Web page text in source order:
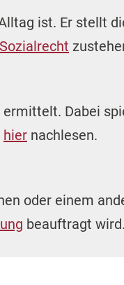
ist. Er stellt
Sozialrecht
Dabei
hier nachlesen.
oder einem
beauftragt